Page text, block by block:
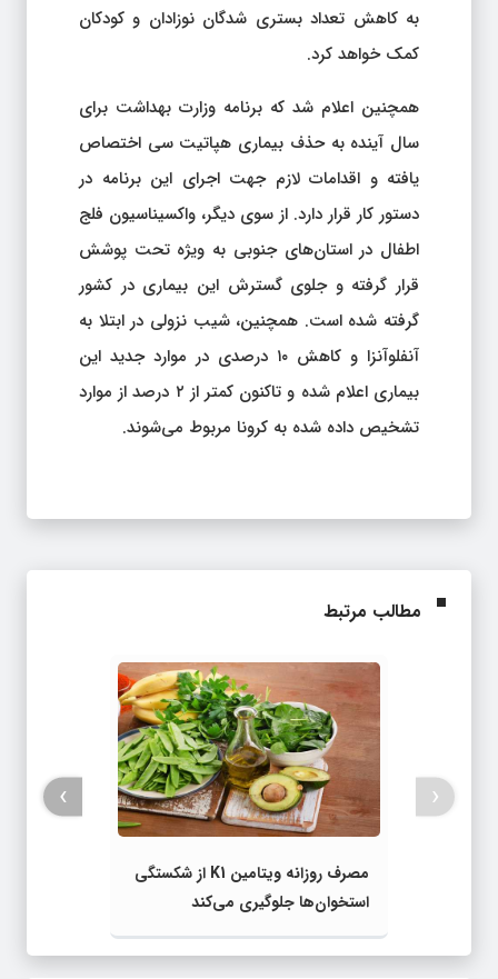
به کاهش تعداد بستری شدگان نوزادان و کودکان
کمک خواهد کرد.
همچنین اعلام شد که برنامه وزارت بهداشت برای
سال آینده به حذف بیماری هپاتیت سی اختصاص
یافته و اقدامات لازم جهت اجرای این برنامه در
دستور کار قرار دارد. از سوی دیگر، واکسیناسیون فلج
اطفال در استان‌های جنوبی به ویژه تحت پوشش
قرار گرفته و جلوی گسترش این بیماری در کشور
گرفته شده است. همچنین، شیب نزولی در ابتلا به
آنفلوآنزا و کاهش ۱۰ درصدی در موارد جدید این
بیماری اعلام شده و تاکنون کمتر از ۲ درصد از موارد
تشخیص داده شده به کرونا مربوط می‌شوند.
مطالب مرتبط
مصرف روزانه ویتامین K1 از شکستگی
استخوان‌ها جلوگیری می‌کند
‹
›